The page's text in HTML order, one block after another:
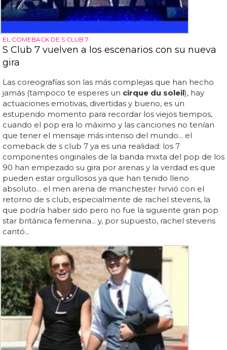
EL COMEBACK DE S CLUB 7
S Club 7 vuelven a los escenarios con su nueva
gira
Las coreografías son las más complejas que han hecho
jamás (tampoco te esperes un cirque du soleil), hay
actuaciones emotivas, divertidas y bueno, es un
estupendo momento para recordar los viejos tiempos,
cuando el pop era lo máximo y las canciones no tenían
que tener el mensaje más intenso del mundo... el
comeback de s club 7 ya es una realidad: los 7
componentes originales de la banda mixta del pop de los
90 han empezado su gira por arenas y la verdad es que
pueden estar orgullosos ya que han tenido lleno
absoluto... el men arena de manchester hirvió con el
retorno de s club, especialmente de rachel stevens, la
que podría haber sido pero no fue la siguiente gran pop
star británica femenina... y, por supuesto, rachel stevens
cantó...